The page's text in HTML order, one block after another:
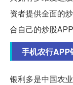
资者提供全面的
合自己的炒股
手机农行APP
银利多是中国农